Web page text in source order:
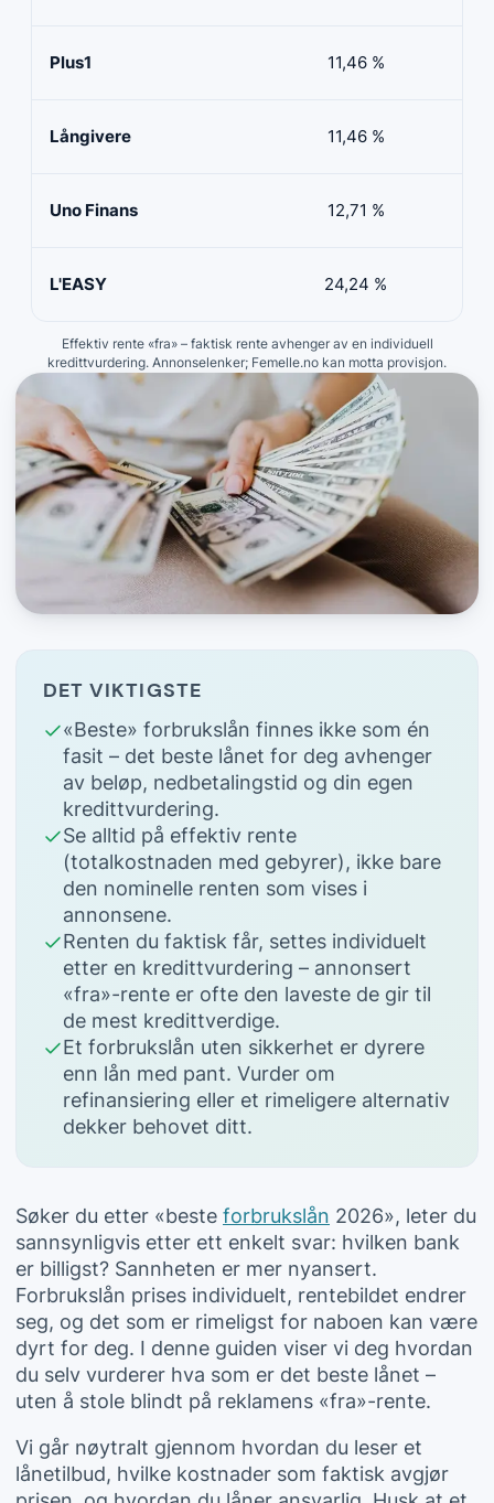
Plus1 11,46 %
Långivere 11,46 %
Uno Finans 12,71 %
L'EASY 24,24 %
Effektiv rente «fra» – faktisk rente avhenger av en individuell
kredittvurdering. Annonselenker; Femelle.no kan motta provisjon.
DET VIKTIGSTE
«Beste» forbrukslån finnes ikke som én
fasit – det beste lånet for deg avhenger
av beløp, nedbetalingstid og din egen
kredittvurdering.
Se alltid på effektiv rente
(totalkostnaden med gebyrer), ikke bare
den nominelle renten som vises i
annonsene.
Renten du faktisk får, settes individuelt
etter en kredittvurdering – annonsert
«fra»-rente er ofte den laveste de gir til
de mest kredittverdige.
Et forbrukslån uten sikkerhet er dyrere
enn lån med pant. Vurder om
refinansiering eller et rimeligere alternativ
dekker behovet ditt.
Søker du etter «beste forbrukslån 2026», leter du
sannsynligvis etter ett enkelt svar: hvilken bank
er billigst? Sannheten er mer nyansert.
Forbrukslån prises individuelt, rentebildet endrer
seg, og det som er rimeligst for naboen kan være
dyrt for deg. I denne guiden viser vi deg hvordan
du selv vurderer hva som er det beste lånet –
uten å stole blindt på reklamens «fra»-rente.
Vi går nøytralt gjennom hvordan du leser et
lånetilbud, hvilke kostnader som faktisk avgjør